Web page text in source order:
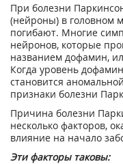
При болезни
(нейроны) в головном
погибают. Многие
нейронов, которые
названием дофамин,
Когда уровень
становится
признаки болезни
Причина болезни
несколько факторов,
влияние на начало
Эти факторы таковы: